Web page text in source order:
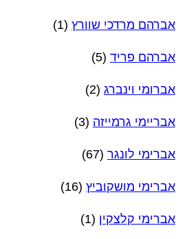
אברהם מרדכי שוורץ (1)
אברהם פריד (5)
אברומי וינברג (2)
אבריימי גרמייזה (3)
אברימי לונגר (67)
אברימי מושקוביץ (16)
אברימי קלצקין (1)